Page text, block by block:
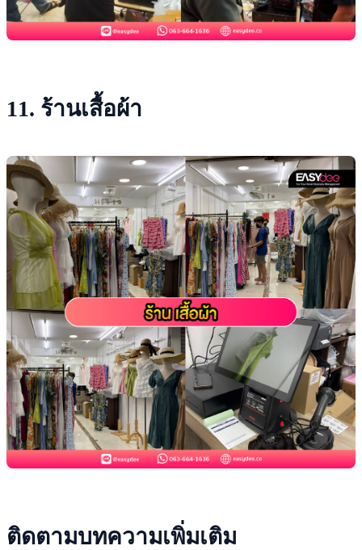
11. ร้านเสื้อผ้า
ติดตามบทความเพิ่มเติม